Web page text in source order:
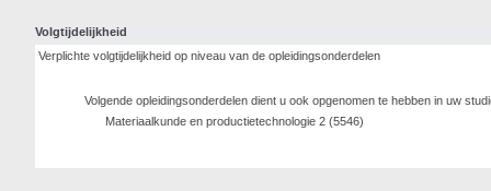
Volgtijdelijkheid
Verplichte volgtijdelijkheid op niveau van de opleidingsonderdelen
Volgende opleidingsonderdelen dient u ook opgenomen te hebben in uw
Materiaalkunde en productietechnologie 2 (5546)